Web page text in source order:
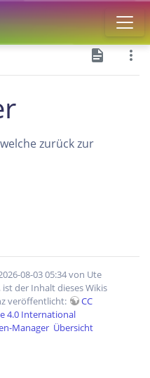
zurück zur
08-03 05:34 von Ute
der Inhalt dieses Wikis
veröffentlicht:
CC
4.0 International
Manager Übersicht